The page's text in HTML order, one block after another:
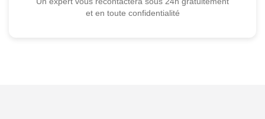
et en toute confidentialité